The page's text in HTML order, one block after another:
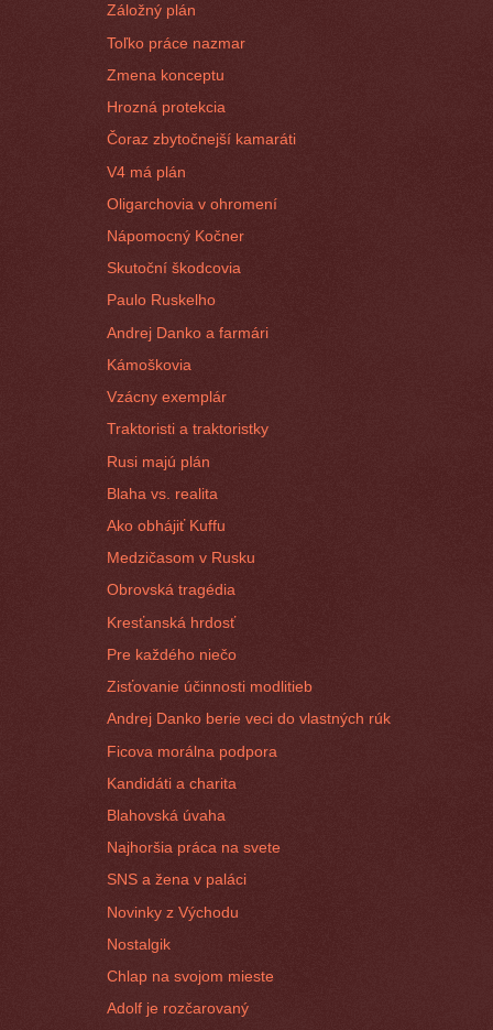
Záložný plán
Toľko práce nazmar
Zmena konceptu
Hrozná protekcia
Čoraz zbytočnejší kamaráti
V4 má plán
Oligarchovia v ohromení
Nápomocný Kočner
Skutoční škodcovia
Paulo Ruskelho
Andrej Danko a farmári
Kámoškovia
Vzácny exemplár
Traktoristi a traktoristky
Rusi majú plán
Blaha vs. realita
Ako obhájiť Kuffu
Medzičasom v Rusku
Obrovská tragédia
Kresťanská hrdosť
Pre každého niečo
Zisťovanie účinnosti modlitieb
Andrej Danko berie veci do vlastných rúk
Ficova morálna podpora
Kandidáti a charita
Blahovská úvaha
Najhoršia práca na svete
SNS a žena v paláci
Novinky z Východu
Nostalgik
Chlap na svojom mieste
Adolf je rozčarovaný